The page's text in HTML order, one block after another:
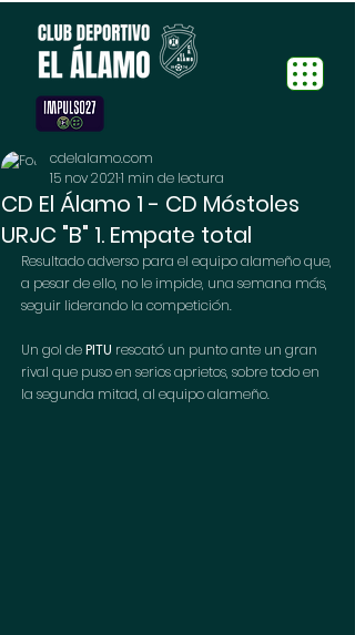
CD El Álamo 1 - CD Móstoles
URJC "B" 1. Empate total
cdelalamo.com
15 nov 20211 min de lectura
Resultado adverso para el equipo alameño que,
a pesar de ello, no le impide, una semana más,
seguir liderando la competición.
Un gol de PITU rescató un punto ante un gran
rival que puso en serios aprietos, sobre todo en
la segunda mitad, al equipo alameño.